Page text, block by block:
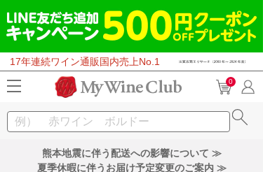
17年連続ワイン通販国内売上No.1
0
熊本地震に伴う配送への影響について ≫
夏季休暇に伴うお届け予定変更のご案内 ≫